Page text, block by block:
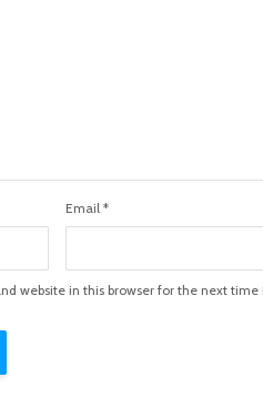
Email *
website in this browser for the next time